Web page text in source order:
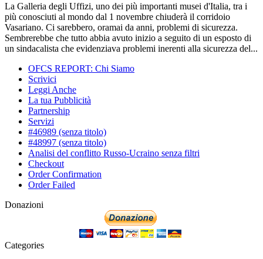
La Galleria degli Uffizi, uno dei più importanti musei d'Italia, tra i
più conosciuti al mondo dal 1 novembre chiuderà il corridoio
Vasariano. Ci sarebbero, oramai da anni, problemi di sicurezza.
Sembrerebbe che tutto abbia avuto inizio a seguito di un esposto di
un sindacalista che evidenziava problemi inerenti alla sicurezza del...
OFCS REPORT: Chi Siamo
Scrivici
Leggi Anche
La tua Pubblicità
Partnership
Servizi
#46989 (senza titolo)
#48997 (senza titolo)
Analisi del conflitto Russo-Ucraino senza filtri
Checkout
Order Confirmation
Order Failed
Donazioni
Categories